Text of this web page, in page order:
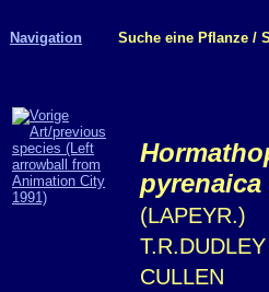
Navigation Suche eine Pflanze /
pyrenaica
(LAPEYR.)
CULLEN